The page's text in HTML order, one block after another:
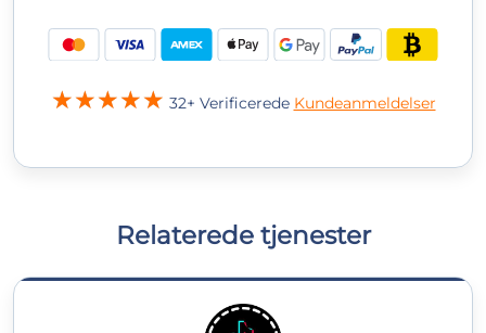
32+ Verificerede Kundeanmeldelser
Relaterede tjenester